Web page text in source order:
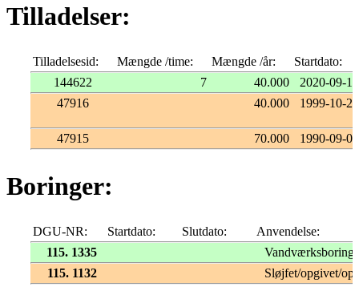
Tilladelser:
Tilladelsesid: Mængde /time: Mængde /år:
Startdato:
144622
7 40.000
2020-09-10
47916
40.000 1999-10-25
47915 70.000 1990-09-03
Boringer:
DGU-NR: Startdato: Slutdato:
Anvendelse:
115. 1335
Vandværksboring
115. 1132
Sløjfet/opgivet/